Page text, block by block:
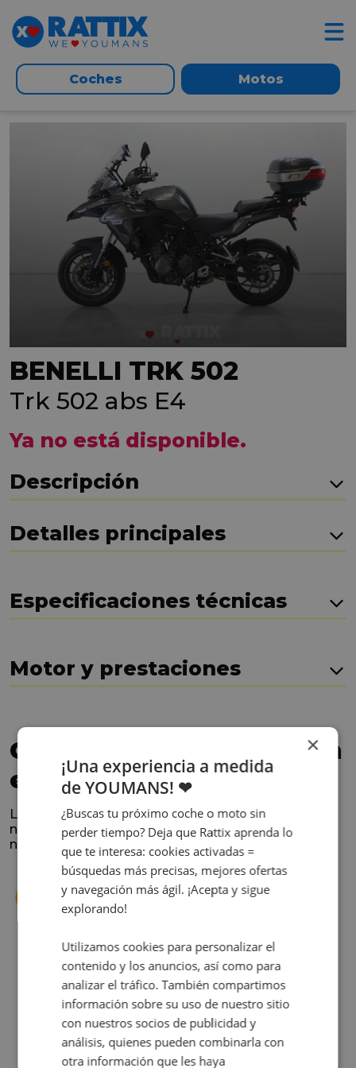
Coches Motos
BENELLI TRK 502
Trk 502 abs E4
Ya no está disponible.
Descripción
Detalles principales
Especificaciones técnicas
Motor y prestaciones
Confía en los que nos han
elegido
La satisfacción y la experiencia de los clientes es
nuestra prioridad. Lee lo que opinan y conoce
nuestra historia.
Cuando decidí vender mi coche busqué
diferentes empresas donde hacerlo y la que
me dio más confianza fue Rattix, por las
buenas (y tantas) reseñas que tienen.
Realmente la experiencia ha sido muy
buena, Carolina ha sido siempre muy atenta
Judit Sorribes
×
¡Una experiencia a medida
de YOUMANS! ❤
¿Buscas tu próximo coche o moto sin
perder tiempo? Deja que Rattix aprenda lo
que te interesa: cookies activadas =
búsquedas más precisas, mejores ofertas
y navegación más ágil. ¡Acepta y sigue
explorando!
Utilizamos cookies para personalizar el
contenido y los anuncios, así como para
analizar el tráfico. También compartimos
información sobre su uso de nuestro sitio
con nuestros socios de publicidad y
análisis, quienes pueden combinarla con
otra información que les haya